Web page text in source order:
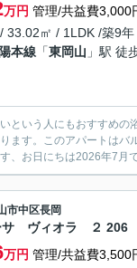
万円 管理/共益費3,000
33.02㎡ / 1LDK /築9年
本線 「東岡山 」駅 徒
という人にもおすすめ
ます。このアパートは
、お日にちは2026年7月
市中区長岡
サ ヴィオラ ２ 206
万円 管理/共益費3,500